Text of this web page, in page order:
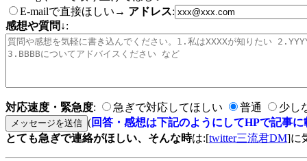
E-mailで直接ほしい→ アドレス:
感想や質問↓:
対応速度・緊急度: 急ぎで対応してほしい 普通
少し
(回答・感想は下記のようにしてHPで記事
とても急ぎで連絡がほしい、そんな時は:[twitter三流君DM]に